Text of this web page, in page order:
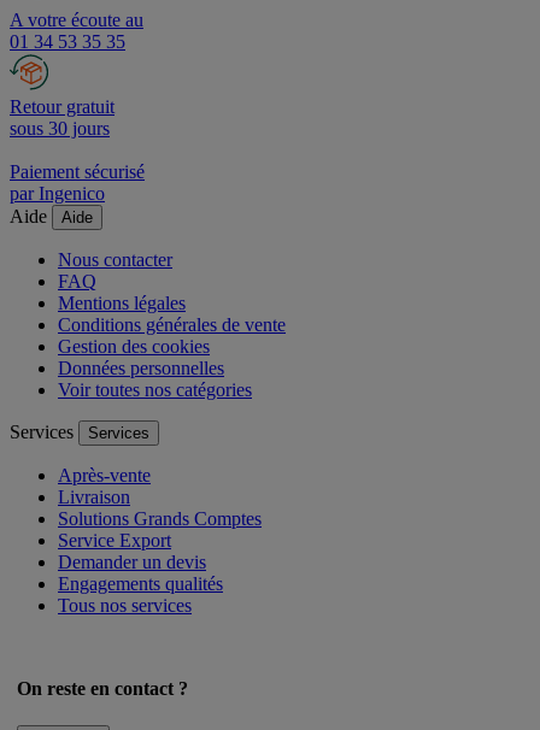
A votre écoute au
01 34 53 35 35
Retour gratuit
sous 30 jours
Paiement sécurisé
par Ingenico
Aide
Aide
Nous contacter
FAQ
Mentions légales
Conditions générales de vente
Gestion des cookies
Données personnelles
Voir toutes nos catégories
Services Services
Après-vente
Livraison
Solutions Grands Comptes
Service Export
Demander un devis
Engagements qualités
Tous nos services
On reste en contact ?